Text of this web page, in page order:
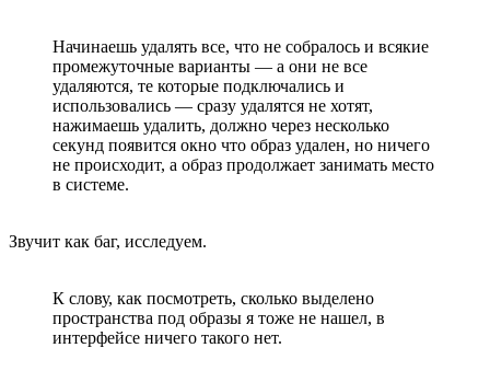
Начинаешь удалять все, что не собралось и всякие
промежуточные варианты — а они не все
удаляются, те которые подключались и
использовались — сразу удалятся не хотят,
нажимаешь удалить, должно через несколько
секунд появится окно что образ удален, но ничего
не происходит, а образ продолжает занимать место
в системе.
Звучит как баг, исследуем.
К слову, как посмотреть, сколько выделено
пространства под образы я тоже не нашел, в
интерфейсе ничего такого нет.